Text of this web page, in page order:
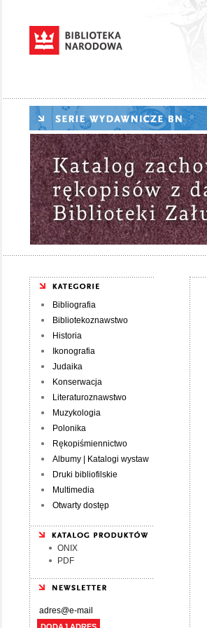
Bibliografia
Bibliotekoznawstwo
Historia
Ikonografia
Judaika
Konserwacja
Literaturoznawstwo
Muzykologia
Polonika
Rękopiśmiennictwo
Albumy | Katalogi wystaw
Druki bibliofilskie
Multimedia
Otwarty dostęp
ONIX
PDF